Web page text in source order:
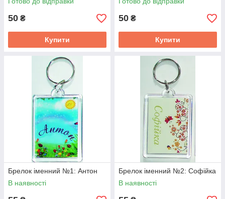
50 ₴
Купити
50 ₴
Купити
Брелок іменний №1: Антон
В наявності
Брелок іменний №2: Софійка
В наявності